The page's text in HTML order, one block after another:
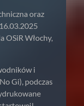
oraz
OSiR Włochy,
i
Gi), podczas